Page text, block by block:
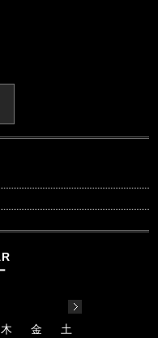
木 金
土